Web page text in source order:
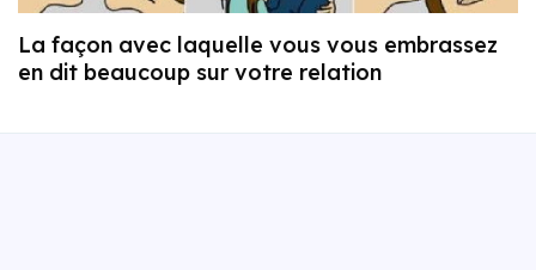
La façon avec laquelle vous vous embrassez
en dit beaucoup sur votre relation